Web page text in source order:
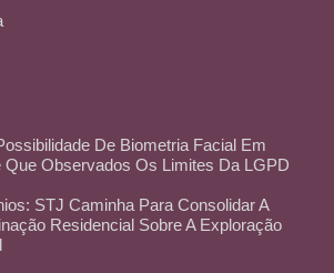
De Biometria Facial Em
Observados Os Limites Da LGPD
STJ Caminha Para Consolidar A
Residencial Sobre A Exploração